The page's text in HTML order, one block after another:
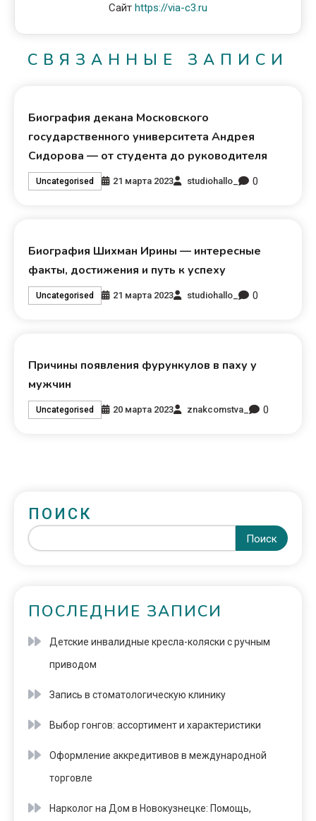
Сайт https://via-c3.ru
СВЯЗАННЫЕ ЗАПИСИ
Биография декана Московского
государственного университета Андрея
Сидорова — от студента до руководителя
Uncategorised 21 марта 2023 studiohallo_ 0
Биография Шихман Ирины — интересные
факты, достижения и путь к успеху
Uncategorised 21 марта 2023 studiohallo_ 0
Причины появления фурункулов в паху у
мужчин
Uncategorised 20 марта 2023 znakcomstva_ 0
ПОИСК
Поиск
ПОСЛЕДНИЕ ЗАПИСИ
Детские инвалидные кресла-коляски с ручным
приводом
Запись в стоматологическую клинику
Выбор гонгов: ассортимент и характеристики
Оформление аккредитивов в международной
торговле
Нарколог на Дом в Новокузнецке: Помощь,